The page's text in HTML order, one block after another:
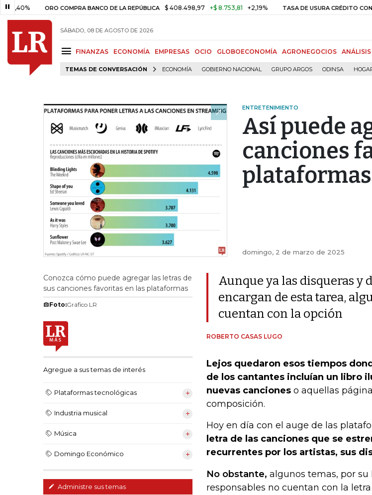
ORO COMPRA BANCO DE LA REPÚBLICA $ 408.498,97 +$ 8.753,81 +2,19% TASA DE USURA CRÉDITO CONSUMO
SÁBADO, 08 DE AGOSTO DE 2026
FINANZAS ECONOMÍA EMPRESAS OCIO GLOBOECONOMÍA AGRONEGOCIOS ANÁLISIS
TEMAS DE CONVERSACIÓN ECONOMÍA GOBIERNO NACIONAL GRUPO ARGOS ODINSA
ENTRETENIMIENTO
Así puede
canciones
plataformas
domingo, 2 de marzo de 2025
Conozca cómo puede agregar las letras de
sus canciones favoritas en las plataformas
Foto:Gráfico LR
Agregue a sus temas de interés
Plataformas tecnológicas
Industria musical
Música
Domingo Económico
Administre sus temas
Aunque ya las disqueras y
encargan de esta tarea,
cuentan con la opción
ROBERTO CASAS LUGO
Lejos quedaron esos tiempos
de los cantantes incluían un libro
nuevas canciones o aquellas
composición.
Hoy en día con el auge de las
letra de las canciones que se
recurrentes por los artistas, sus
No obstante, algunos temas, por
responsables no cuentan con la